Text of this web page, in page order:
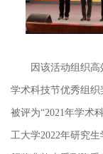
因该活动组织
学术科技节优秀组
被评为“2021年学术
工大学2022年研究